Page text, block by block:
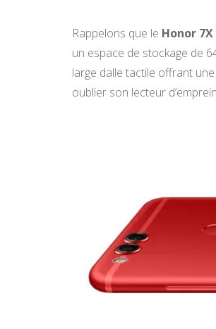
Rappelons que le Honor 7X
un espace de stockage de
large dalle tactile offrant
oublier son lecteur